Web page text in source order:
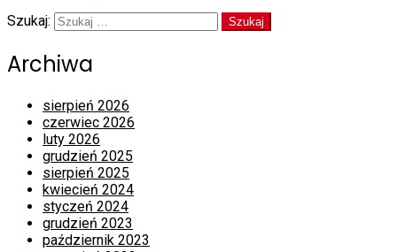
Szukaj:
Archiwa
sierpień 2026
czerwiec 2026
luty 2026
grudzień 2025
sierpień 2025
kwiecień 2024
styczeń 2024
grudzień 2023
październik 2023